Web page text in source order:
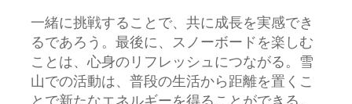
一緒に挑戦することで、共に成長を実感でき
るであろう。最後に、スノーボードを楽しむ
ことは、心身のリフレッシュにつながる。雪
山での活動は、普段の生活から距離を置くこ